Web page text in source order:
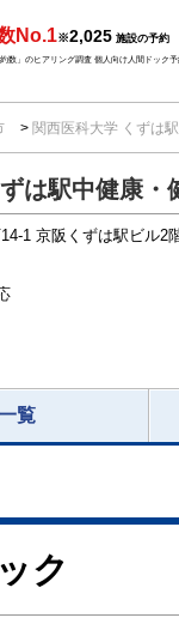
No.1※2,025 施設の予約
数」のヒアリング調査 個人向け人間ドック
関西医科大学 くずは
は駅中健康・
1 京阪くずは駅ビル2
覧
ク